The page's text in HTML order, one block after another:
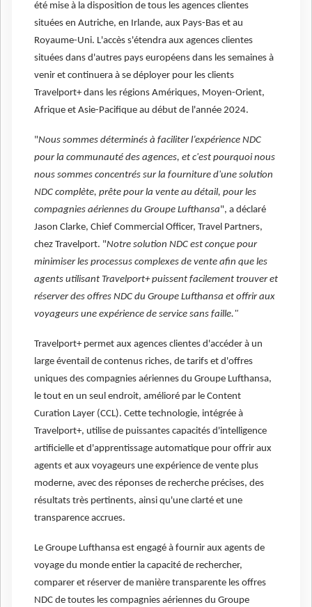
été mise à la disposition de tous les agences clientes
situées en Autriche, en Irlande, aux Pays-Bas et au
Royaume-Uni. L'accès s'étendra aux agences clientes
situées dans d'autres pays européens dans les semaines à
venir et continuera à se déployer pour les clients
Travelport+ dans les régions Amériques, Moyen-Orient,
Afrique et Asie-Pacifique au début de l'année 2024.
"Nous sommes déterminés à faciliter l’expérience NDC
pour la communauté des agences, et c'est pourquoi nous
nous sommes concentrés sur la fourniture d'une solution
NDC complète, prête pour la vente au détail, pour les
compagnies aériennes du Groupe Lufthansa", a déclaré
Jason Clarke, Chief Commercial Officer, Travel Partners,
chez Travelport. "Notre solution NDC est conçue pour
minimiser les processus complexes de vente afin que les
agents utilisant Travelport+ puissent facilement trouver et
réserver des offres NDC du Groupe Lufthansa et offrir aux
voyageurs une expérience de service sans faille."
Travelport+ permet aux agences clientes d'accéder à un
large éventail de contenus riches, de tarifs et d'offres
uniques des compagnies aériennes du Groupe Lufthansa,
le tout en un seul endroit, amélioré par le Content
Curation Layer (CCL). Cette technologie, intégrée à
Travelport+, utilise de puissantes capacités d'intelligence
artificielle et d'apprentissage automatique pour offrir aux
agents et aux voyageurs une expérience de vente plus
moderne, avec des réponses de recherche précises, des
résultats très pertinents, ainsi qu'une clarté et une
transparence accrues.
Le Groupe Lufthansa est engagé à fournir aux agents de
voyage du monde entier la capacité de rechercher,
comparer et réserver de manière transparente les offres
NDC de toutes les compagnies aériennes du Groupe